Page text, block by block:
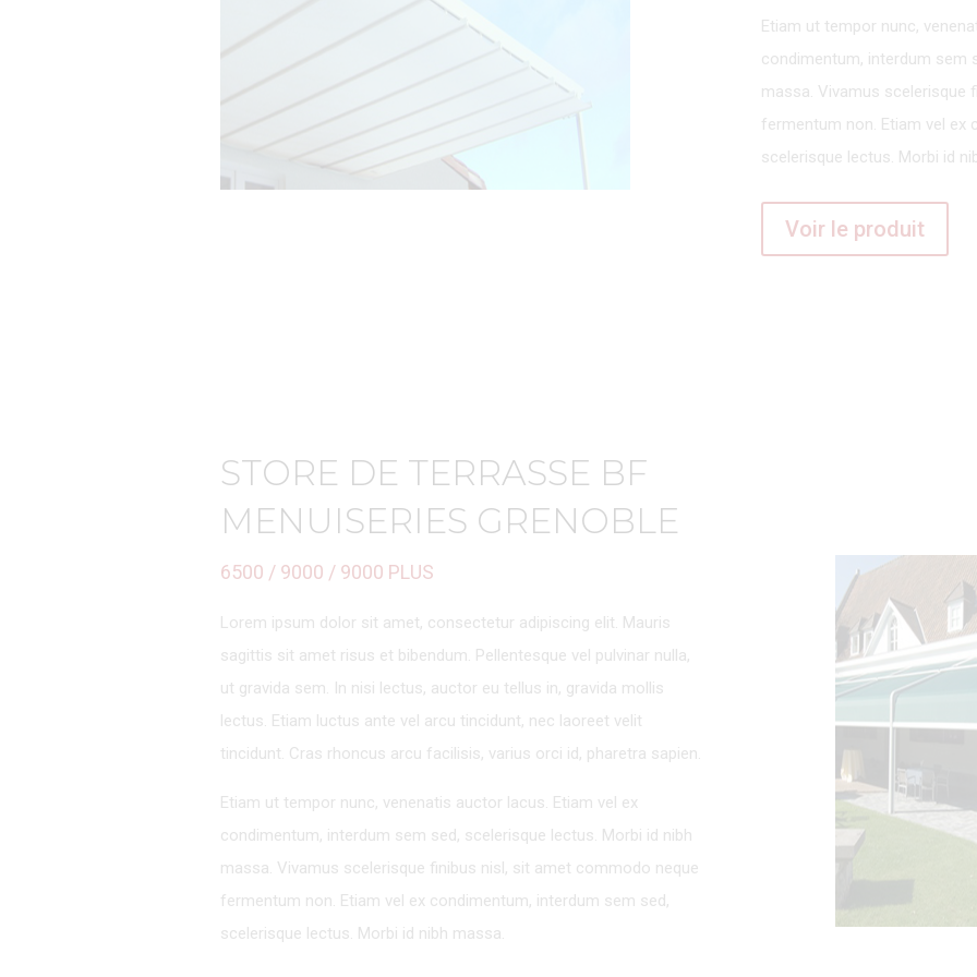
Etiam ut tempor nunc,
condimentum, interdum sem
massa. Vivamus scelerisque
fermentum non. Etiam vel ex
scelerisque lectus. Morbi id
Voir le produit
STORE DE TERRASSE BF
MENUISERIES GRENOBLE
6500 / 9000 / 9000 PLUS
Lorem ipsum dolor sit amet, consectetur adipiscing elit. Mauris
sagittis sit amet risus et bibendum. Pellentesque vel pulvinar nulla,
ut gravida sem. In nisi lectus, auctor eu tellus in, gravida mollis
lectus. Etiam luctus ante vel arcu tincidunt, nec laoreet velit
tincidunt. Cras rhoncus arcu facilisis, varius orci id, pharetra sapien.
Etiam ut tempor nunc, venenatis auctor lacus. Etiam vel ex
condimentum, interdum sem sed, scelerisque lectus. Morbi id nibh
massa. Vivamus scelerisque finibus nisl, sit amet commodo neque
fermentum non. Etiam vel ex condimentum, interdum sem sed,
scelerisque lectus. Morbi id nibh massa.